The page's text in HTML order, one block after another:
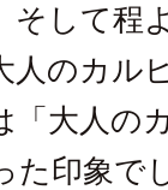
そして程
人のカル
「大人の
た印象で